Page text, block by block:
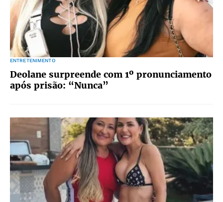
ENTRETENIMENTO
Deolane surpreende com 1º pronunciamento
após prisão: “Nunca”